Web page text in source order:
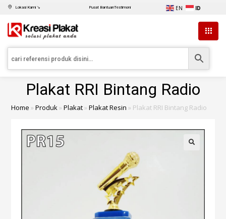
Lokasi Kami ↘ Pusat BantuanTestimoni EN ID
Plakat RRI Bintang Radio
Home »Produk»Plakat»Plakat Resin » Plakat RRI Bintang Radio